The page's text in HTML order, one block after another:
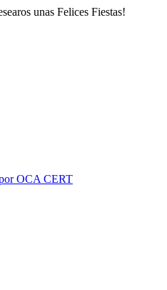
unas Felices Fiestas!
OCA CERT